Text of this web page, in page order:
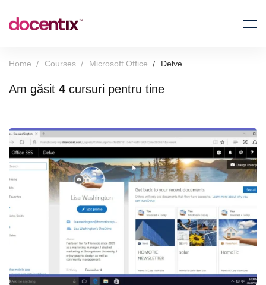
Home Courses Microsoft Office Delve
Am găsit 4 cursuri pentru tine